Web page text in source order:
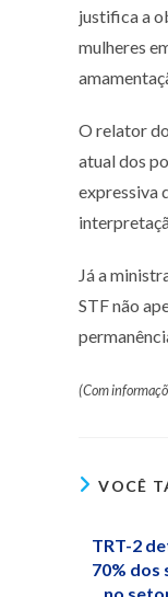
justifica a
mulheres
O relator
atual dos
expressiva
Já a
STF não
(Com
VOCÊ
TRT-2
70% dos